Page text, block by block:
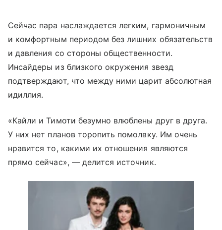
Сейчас пара наслаждается легким, гармоничным
и комфортным периодом без лишних обязательств
и давления со стороны общественности.
Инсайдеры из близкого окружения звезд
подтверждают, что между ними царит абсолютная
идиллия.
«Кайли и Тимоти безумно влюблены друг в друга.
У них нет планов торопить помолвку. Им очень
нравится то, какими их отношения являются
прямо сейчас», — делится источник.